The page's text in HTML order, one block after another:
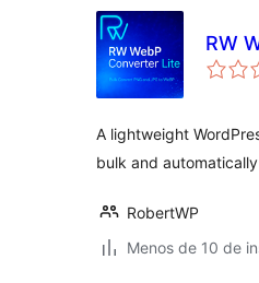
RW
A lightweight
bulk and
RobertWP
Menos de 10 de